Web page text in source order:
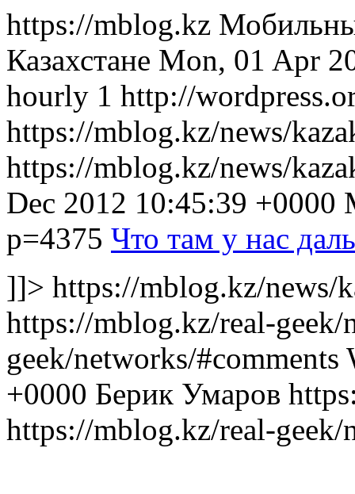
https://mblog.kz
Казахстане Mon, 01 Apr
hourly 1 http://
https://mblog.kz/news/
https://mblog.kz/news/
Dec 2012 10:45:39
p=4375 Что там у нас
]]> https://mblog.kz/news/
https://mblog.kz/real-
geek/networks/
+0000 Берик Умаров
https://mblog.kz/real-geek/